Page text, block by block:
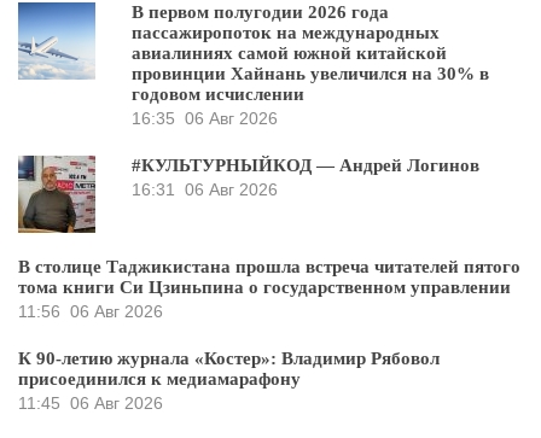
В первом полугодии 2026 года
пассажиропоток на международных
авиалиниях самой южной китайской
провинции Хайнань увеличился на 30% в
годовом исчислении
16:35 06 Авг 2026
#КУЛЬТУРНЫЙКОД — Андрей Логинов
16:31
06 Авг 2026
В столице Таджикистана прошла встреча читателей пятого
тома книги Си Цзиньпина о государственном управлении
11:56 06 Авг 2026
К 90-летию журнала «Костер»: Владимир Рябовол
присоединился к медиамарафону
11:45 06 Авг 2026